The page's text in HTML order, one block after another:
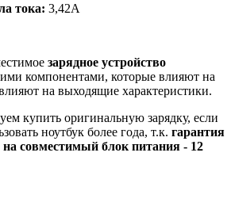
тока: 3,42A
зарядное устройство
компонентами, которые влияют на
на выходящие характеристики.
купить оригинальную зарядку, если
ноутбук более года, т.к. гарантия
на совместимый блок питания - 12